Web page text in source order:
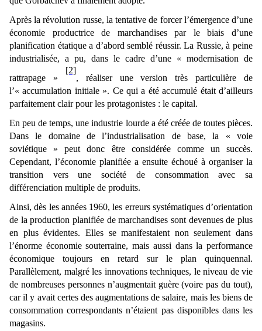
Après la révolution russe, la tentative de forcer l’émergence d’une
économie productrice de marchandises par le biais d’une
planification étatique a d’abord semblé réussir. La Russie, à peine
industrialisée, a pu, dans le cadre d’une « modernisation de
rattrapage »
[2]
, réaliser une version très particulière de
l’« accumulation initiale ». Ce qui a été accumulé était d’ailleurs
parfaitement clair pour les protagonistes : le capital.
En peu de temps, une industrie lourde a été créée de toutes pièces.
Dans le domaine de l’industrialisation de base, la « voie
soviétique » peut donc être considérée comme un succès.
Cependant, l’économie planifiée a ensuite échoué à organiser la
transition vers une société de consommation avec sa
différenciation multiple de produits.
Ainsi, dès les années 1960, les erreurs systématiques d’orientation
de la production planifiée de marchandises sont devenues de plus
en plus évidentes. Elles se manifestaient non seulement dans
l’énorme économie souterraine, mais aussi dans la performance
économique toujours en retard sur le plan quinquennal.
Parallèlement, malgré les innovations techniques, le niveau de vie
de nombreuses personnes n’augmentait guère (voire pas du tout),
car il y avait certes des augmentations de salaire, mais les biens de
consommation correspondants n’étaient pas disponibles dans les
magasins.